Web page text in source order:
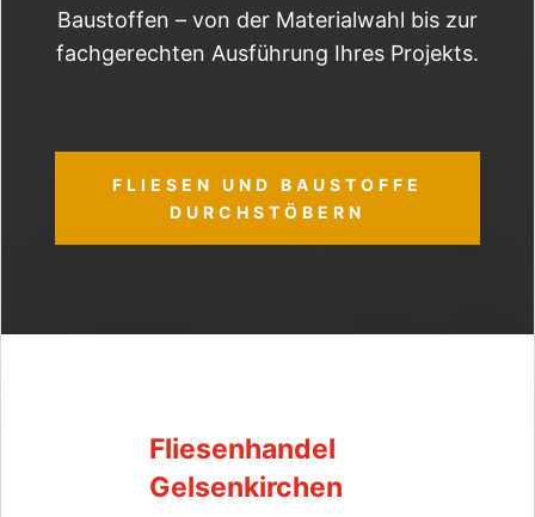
Baustoffen – von der Materialwahl bis zur
fachgerechten Ausführung Ihres Projekts.
FLIESEN UND BAUSTOFFE
DURCHSTÖBERN
Fliesenhandel
Gelsenkirchen